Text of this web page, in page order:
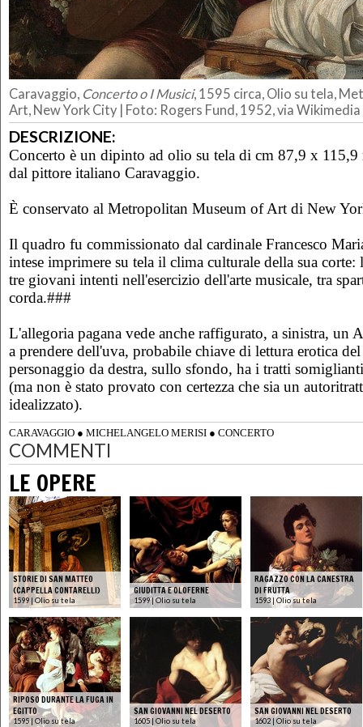
Caravaggio, Concerto o I Musici, 1595 circa, Olio su tela,
Art, New York City | Foto: Rogers Fund, 1952, via
DESCRIZIONE:
Concerto è un dipinto ad olio su tela di cm 87,9 x 115,9
dal pittore italiano Caravaggio.
È conservato al Metropolitan Museum of Art di New
Il quadro fu commissionato dal cardinale Francesco
intese imprimere su tela il clima culturale della sua
tre giovani intenti nell'esercizio dell'arte musicale, tra
corda.###
L'allegoria pagana vede anche raffigurato, a sinistra, un
a prendere dell'uva, probabile chiave di lettura erotica
personaggio da destra, sullo sfondo, ha i tratti
(ma non è stato provato con certezza che sia un
idealizzato).
CARAVAGGIO ● MICHELANGELO MERISI ● CONCERTO
COMMENTI
LE OPERE
STORIE DI SAN MATTEO
(CAPPELLA CONTARELLI)
1599 | Olio su tela
GIUDITTA E OLOFERNE
1599 | Olio su tela
RAGAZZO CON LA CANESTRA
DI FRUTTA
1593 | Olio su tela
RIPOSO DURANTE LA FUGA IN
EGITTO
1595 | Olio su tela
SAN GIOVANNI NEL DESERTO
1605 | Olio su tela
SAN GIOVANNI NEL DESERTO
1602 | Olio su tela